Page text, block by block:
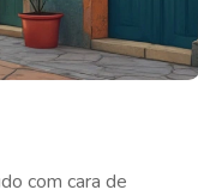
com cara de